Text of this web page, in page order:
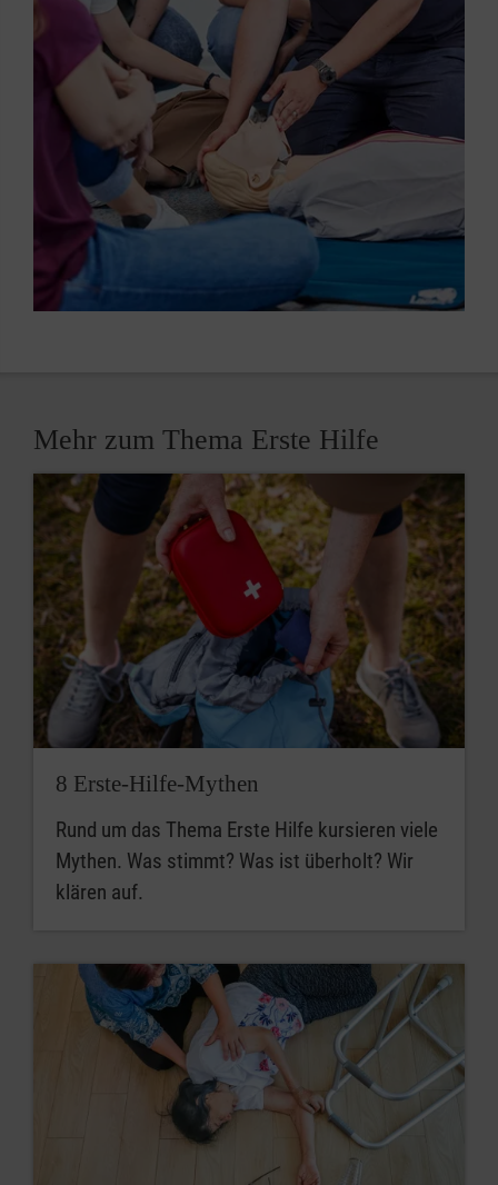
Mehr zum Thema Erste Hilfe
8 Erste-Hilfe-Mythen
Rund um das Thema Erste Hilfe kursieren viele
Mythen. Was stimmt? Was ist überholt? Wir
klären auf.